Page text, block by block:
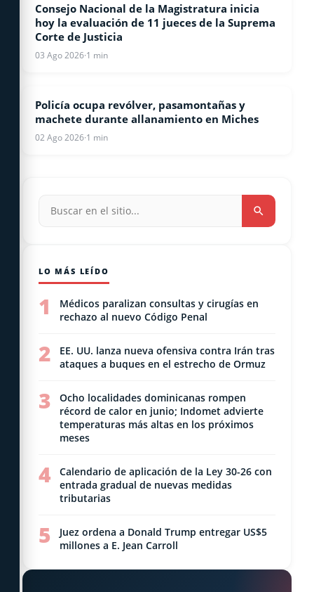
NACIONALES
Consejo Nacional de la Magistratura inicia
hoy la evaluación de 11 jueces de la Suprema
Corte de Justicia
03 Ago 2026·1 min
LOCALES
Policía ocupa revólver, pasamontañas y
machete durante allanamiento en Miches
02 Ago 2026·1 min
LO MÁS LEÍDO
1
Médicos paralizan consultas y cirugías en
rechazo al nuevo Código Penal
2
EE. UU. lanza nueva ofensiva contra Irán tras
ataques a buques en el estrecho de Ormuz
3
Ocho localidades dominicanas rompen
récord de calor en junio; Indomet advierte
temperaturas más altas en los próximos
meses
4
Calendario de aplicación de la Ley 30-26 con
entrada gradual de nuevas medidas
tributarias
5
Juez ordena a Donald Trump entregar US$5
millones a E. Jean Carroll